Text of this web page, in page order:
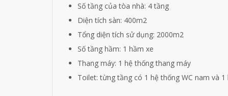
Số tầng của tòa nhà: 4 tầng
Diện tích sàn: 400m2
Tổng diện tích sử dụng: 2000m2
Số tầng hầm: 1 hầm xe
Thang máy: 1 hệ thống thang máy
Toilet: từng tầng có 1 hệ thống WC nam và